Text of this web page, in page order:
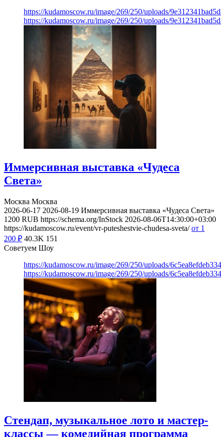
https://kudamoscow.ru/image/269/250/uploads/
https://kudamoscow.ru/image/269/250/uploads/
Иммерсивная выставка «Чудеса
Света»
Москва Москва
2026-06-17 2026-08-19 Иммерсивная выставка «Чудеса Света»
1200 RUB https://schema.org/InStock 2026-08-06T14:30:00+03:00
https://kudamoscow.ru/event/vr-puteshestvie-chudesa-sveta/ от 1
200 ₽ 40.3K 151
Советуем Шоу
https://kudamoscow.ru/image/269/250/uploads/
https://kudamoscow.ru/image/269/250/uploads/
Стендап, музыкальное лото и мастер-
классы — комедийная программа